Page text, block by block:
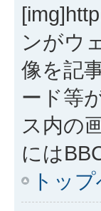
ンがウ
像を記
ード等
ス内の
には
トッ